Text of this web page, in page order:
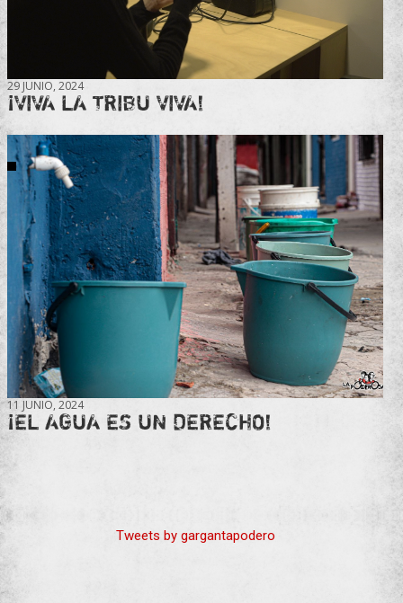
29 JUNIO, 2024
¡VIVA LA TRIBU VIVA!
11 JUNIO, 2024
¡EL AGUA ES UN DERECHO!
Tweets by gargantapodero